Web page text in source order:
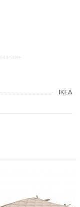
IKEA